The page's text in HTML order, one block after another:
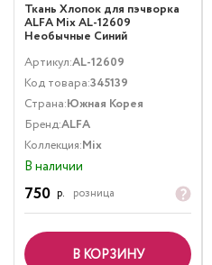
Ткань Хлопок для пэчворка
ALFA Mix AL-12609
Необычные Синий
Артикул:AL-12609
Код товара:345139
Страна:Южная Корея
Бренд:ALFA
Коллекция:Mix
В наличии
750 р. розница
В КОРЗИНУ